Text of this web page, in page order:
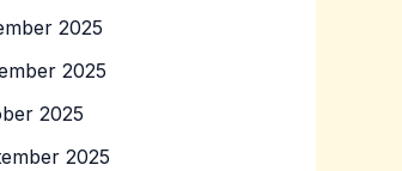
2025
2025
2025
2025